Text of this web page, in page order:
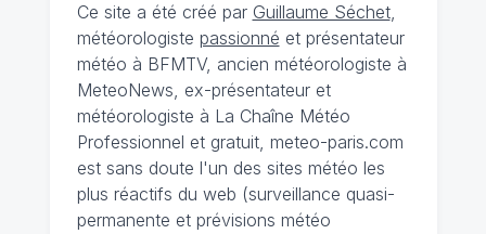
Ce site a été créé par Guillaume Séchet,
météorologiste passionné et présentateur
météo à BFMTV, ancien météorologiste à
MeteoNews, ex-présentateur et
météorologiste à La Chaîne Météo
Professionnel et gratuit, meteo-paris.com
est sans doute l'un des sites météo les
plus réactifs du web (surveillance quasi-
permanente et prévisions météo